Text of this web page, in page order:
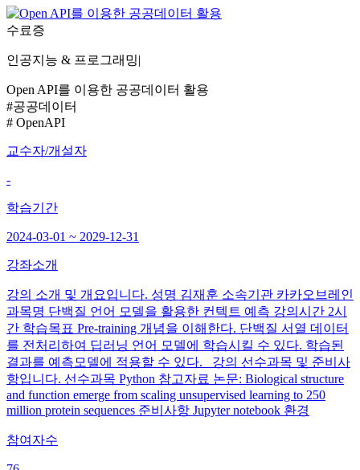
수료증
인공지능 & 프로그래밍|
Open API를 이용한 공공데이터 활용
#공공데이터
# OpenAPI
교수자/개설자
-
학습기간
2024-03-01 ~ 2029-12-31
강좌소개
강의 소개 및 개요입니다. 성명 김재훈 소속기관 카카오브레인
과목명 단백질 언어 모델을 활용한 컨텍트 예측 강의시간 2시
간 학습목표 Pre-training 개념을 이해한다. 단백질 서열 데이터
를 전처리하여 딥러닝 언어 모델에 학습시킬 수 있다. 학습된
결과를 예측모델에 적용할 수 있다. 강의 선수과목 및 준비사
항입니다. 선수과목 Python 참고자료 논문: Biological structure
and function emerge from scaling unsupervised learning to 250
million protein sequences 준비사항 Jupyter notebook 환경
참여자수